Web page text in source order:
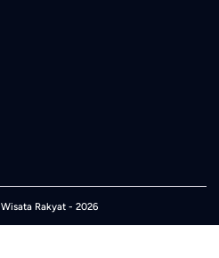
Wisata Rakyat- 2026